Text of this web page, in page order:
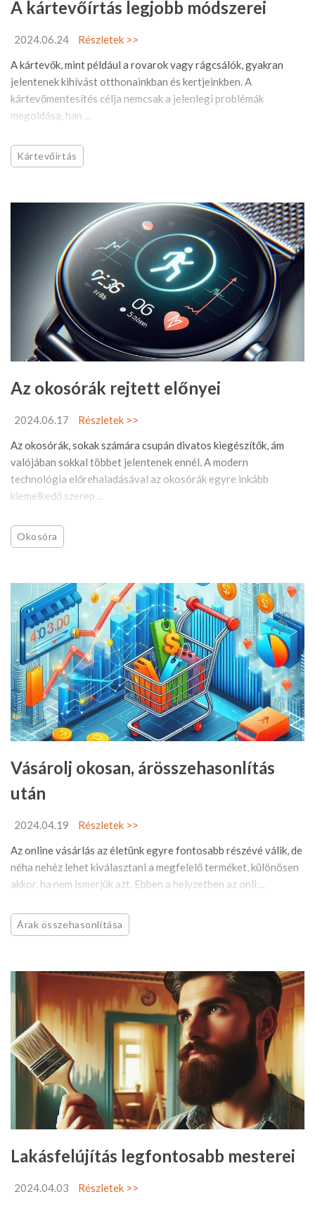
A kártevőírtás legjobb módszerei
2024.06.24
Részletek >>
A kártevők, mint például a rovarok vagy rágcsálók, gyakran
jelentenek kihívást otthonainkban és kertjeinkben. A
kártevőmentesítés célja nemcsak a jelenlegi problémák
megoldása, han ...
Kártevőirtás
Az okosórák rejtett előnyei
2024.06.17
Részletek >>
Az okosórák, sokak számára csupán divatos kiegészítők, ám
valójában sokkal többet jelentenek ennél. A modern
technológia előrehaladásával az okosórák egyre inkább
kiemelkedő szerep ...
Okosóra
Vásárolj okosan, árösszehasonlítás
után
2024.04.19
Részletek >>
Az online vásárlás az életünk egyre fontosabb részévé válik, de
néha nehéz lehet kiválasztani a megfelelő terméket, különösen
akkor, ha nem ismerjük azt. Ebben a helyzetben az onli ...
Árak összehasonlítása
Lakásfelújítás legfontosabb mesterei
2024.04.03
Részletek >>